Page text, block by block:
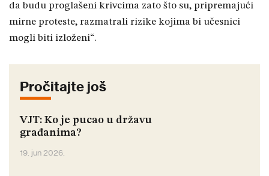
da budu proglašeni krivcima zato što su, pripremajući
mirne proteste, razmatrali rizike kojima bi učesnici
mogli biti izloženi“.
Pročitajte još
VJT: Ko je pucao u državu
građanima?
19. jun 2026.